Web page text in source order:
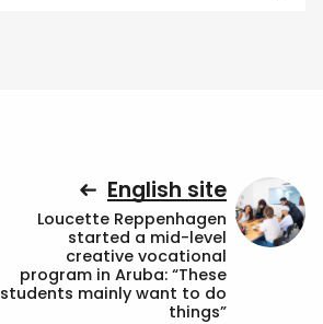
English site
Loucette Reppenhagen
started a mid-level
creative vocational
program in Aruba: “These
students mainly want to do
things”